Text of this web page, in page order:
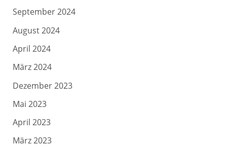
September 2024
August 2024
April 2024
März 2024
Dezember 2023
Mai 2023
April 2023
März 2023